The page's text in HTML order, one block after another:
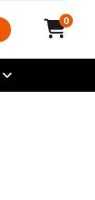
0
Buksan ang menu